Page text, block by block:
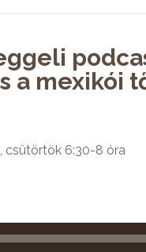
a mexikói
csütörtök 6:30-8 óra